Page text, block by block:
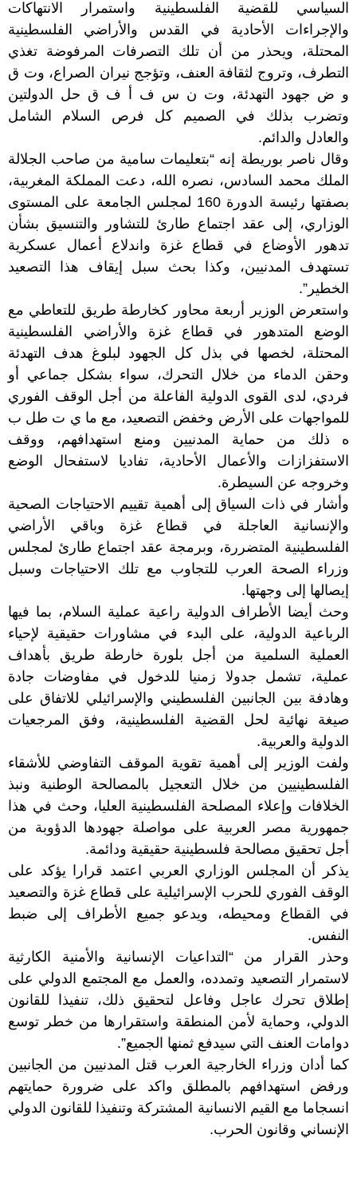
السياسي للقضية الفلسطينية واستمرار الانتهاكات
والإجراءات الأحادية في القدس والأراضي الفلسطينية
المحتلة، ويحذر من أن تلك التصرفات المرفوضة تغذي
التطرف، وتروج لثقافة العنف، وتؤجج نيران الصراع، وت ق
و ض جهود التهدئة، وت ن س ف أ ف ق حل الدولتين
وتضرب بذلك في الصميم كل فرص السلام الشامل
والعادل والدائم.
وقال ناصر بوريطة إنه “بتعليمات سامية من صاحب الجلالة
الملك محمد السادس، نصره الله، دعت المملكة المغربية،
بصفتها رئيسة الدورة 160 لمجلس الجامعة على المستوى
الوزاري، إلى عقد اجتماع طارئ للتشاور والتنسيق بشأن
تدهور الأوضاع في قطاع غزة واندلاع أعمال عسكرية
تستهدف المدنيين، وكذا بحث سبل إيقاف هذا التصعيد
الخطير”.
واستعرض الوزير أربعة محاور كخارطة طريق للتعاطي مع
الوضع المتدهور في قطاع غزة والأراضي الفلسطينية
المحتلة، لخصها في بذل كل الجهود لبلوغ هدف التهدئة
وحقن الدماء من خلال التحرك، سواء بشكل جماعي أو
فردي، لدى القوى الدولية الفاعلة من أجل الوقف الفوري
للمواجهات على الأرض وخفض التصعيد، مع ما ي ت طل ب
ه ذلك من حماية المدنيين ومنع استهدافهم، ووقف
الاستفزازات والأعمال الأحادية، تفاديا لاستفحال الوضع
وخروجه عن السيطرة.
وأشار في ذات السياق إلى أهمية تقييم الاحتياجات الصحية
والإنسانية العاجلة في قطاع غزة وباقي الأراضي
الفلسطينية المتضررة، وبرمجة عقد اجتماع طارئ لمجلس
وزراء الصحة العرب للتجاوب مع تلك الاحتياجات وسبل
إيصالها إلى وجهتها.
وحث أيضا الأطراف الدولية راعية عملية السلام، بما فيها
الرباعية الدولية، على البدء في مشاورات حقيقية لإحياء
العملية السلمية من أجل بلورة خارطة طريق بأهداف
عملية، تشمل جدولا زمنيا للدخول في مفاوضات جادة
وهادفة بين الجانبين الفلسطيني والإسرائيلي للاتفاق على
صيغة نهائية لحل القضية الفلسطينية، وفق المرجعيات
الدولية والعربية.
ولفت الوزير إلى أهمية تقوية الموقف التفاوضي للأشقاء
الفلسطينيين من خلال التعجيل بالمصالحة الوطنية ونبذ
الخلافات وإعلاء المصلحة الفلسطينية العليا، وحث في هذا
جمهورية مصر العربية على مواصلة جهودها الدؤوبة من
أجل تحقيق مصالحة فلسطينية حقيقية ودائمة.
يذكر أن المجلس الوزاري العربي اعتمد قرارا يؤكد على
الوقف الفوري للحرب الإسرائيلية على قطاع غزة والتصعيد
في القطاع ومحيطه، ويدعو جميع الأطراف إلى ضبط
النفس.
وحذر القرار من “التداعيات الإنسانية والأمنية الكارثية
لاستمرار التصعيد وتمدده، والعمل مع المجتمع الدولي على
إطلاق تحرك عاجل وفاعل لتحقيق ذلك، تنفيذا للقانون
الدولي، وحماية لأمن المنطقة واستقرارها من خطر توسع
دوامات العنف التي سيدفع ثمنها الجميع”.
كما أدان وزراء الخارجية العرب قتل المدنيين من الجانبين
ورفض استهدافهم بالمطلق واكد على ضرورة حمايتهم
انسجاما مع القيم الانسانية المشتركة وتنفيذا للقانون الدولي
الإنساني وقانون الحرب.